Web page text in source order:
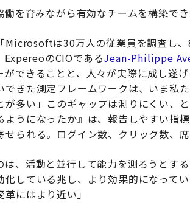
を育みながら有効なチームを構築でき
「Microsoftは30万人の従業員を調査し
ExpereoのCIOであるJean-Philippe
できることと、人々が実際に成し遂
できた測定フレームワークは、いま私
が多い」このギャップは測りにくい、
うになったか』は、報告しやすい指
られる。ログイン数、クリック数、席
は、活動と並行して能力を測ろうとす
している兆し、より効果的になって
にはより近い」